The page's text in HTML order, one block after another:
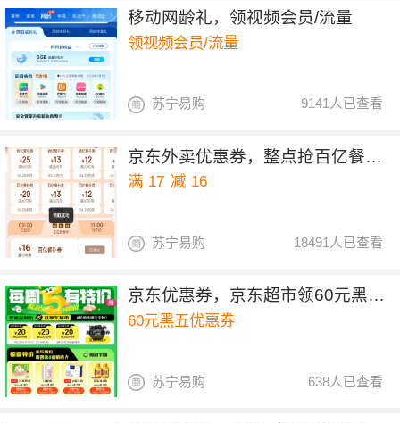
移动网龄礼，领视频会员/流量
领视频会员/流量
9141人已查看
苏宁易购
京东外卖优惠券，整点抢百亿餐补17-16券
满 17 减 16
18491人已查看
苏宁易购
京东优惠券，京东超市领60元黑五优惠券
60元黑五优惠券
638人已查看
苏宁易购